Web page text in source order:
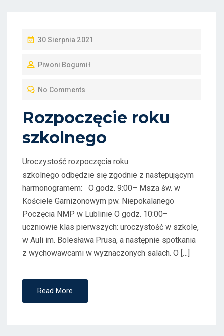
P
S
O
N
30 Sierpnia 2021
Piwoni Bogumił
No Comments
Rozpoczęcie roku
szkolnego
Uroczystość rozpoczęcia roku
szkolnego odbędzie się zgodnie z następującym
harmonogramem: O godz. 9:00– Msza św. w
Kościele Garnizonowym pw. Niepokalanego
Poczęcia NMP w Lublinie O godz. 10:00–
uczniowie klas pierwszych: uroczystość w szkole,
w Auli im. Bolesława Prusa, a następnie spotkania
z wychowawcami w wyznaczonych salach. O […]
Read More